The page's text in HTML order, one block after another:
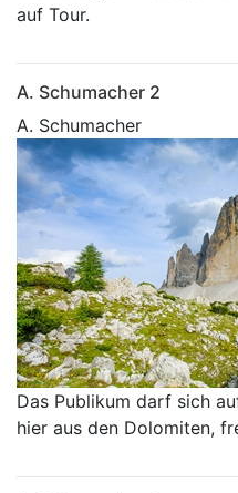
auf Tour.
A. Schumacher 2
A. Schumacher
Das Publikum darf sich
hier aus den Dolomiten,